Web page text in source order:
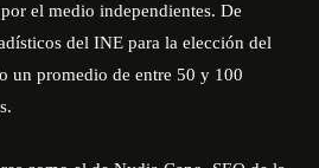
el medio independientes. De
del INE para la elección del
un promedio de entre 50 y 100